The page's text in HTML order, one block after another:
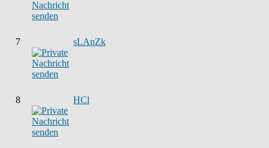
7 sLAnZk
8 HCl